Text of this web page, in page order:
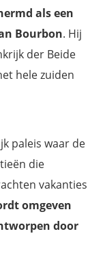
Napels?
als een
Bourbon. Hij
der Beide
hele zuiden
paleis waar de
die
vakanties
omgeven
door